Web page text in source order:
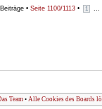
• Seite 1100/1113 • 1
Team • Alle Cookies des Boards